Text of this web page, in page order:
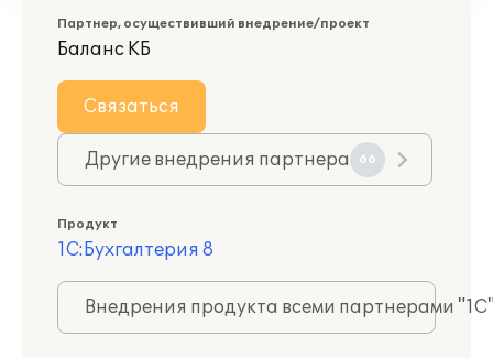
Партнер, осуществивший внедрение/проект
Баланс КБ
Связаться
Другие внедрения партнера 66
Продукт
1С:Бухгалтерия 8
Внедрения продукта всеми партнерами